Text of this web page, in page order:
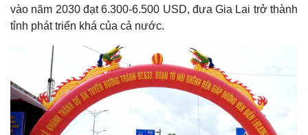
Kinh tế
Bất động sản
Khởi nghiệp
Thị trường
Giá vàng
Tiêu dùng
vào năm 2030 đạt 6.300-6.500 USD, đưa Gia Lai trở thành
tỉnh phát triển khá của cả nước.